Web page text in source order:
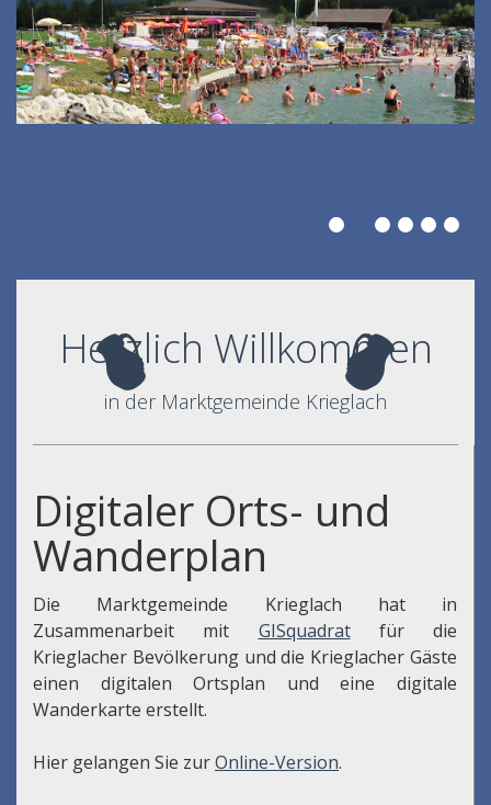
Herzlich Willkommen
in der Marktgemeinde Krieglach
Digitaler Orts- und
Wanderplan
Die Marktgemeinde Krieglach hat in
Zusammenarbeit mit GISquadrat
für die
Krieglacher Bevölkerung und die Krieglacher Gäste
einen digitalen Ortsplan und eine digitale
Wanderkarte erstellt.
Hier gelangen Sie zurOnline-Version.